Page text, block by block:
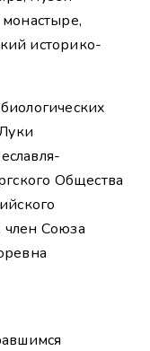
историко-
Общества
Союза